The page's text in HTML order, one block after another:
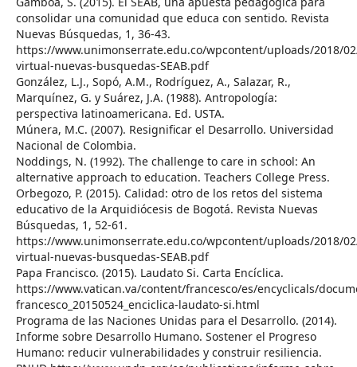
consolidar una comunidad que educa con sentido. Revista
Nuevas Búsquedas, 1, 36-43.
https://www.unimonserrate.edu.co/wpcontent/uploads/2018/
virtual-nuevas-busquedas-SEAB.pdf
González, L.J., Sopó, A.M., Rodríguez, A., Salazar, R.,
Marquínez, G. y Suárez, J.A. (1988). Antropología:
perspectiva latinoamericana. Ed. USTA.
Múnera, M.C. (2007). Resignificar el Desarrollo. Universidad
Nacional de Colombia.
Noddings, N. (1992). The challenge to care in school: An
alternative approach to education. Teachers College Press.
Orbegozo, P. (2015). Calidad: otro de los retos del sistema
educativo de la Arquidiócesis de Bogotá. Revista Nuevas
Búsquedas, 1, 52-61.
https://www.unimonserrate.edu.co/wpcontent/uploads/2018/
virtual-nuevas-busquedas-SEAB.pdf
Papa Francisco. (2015). Laudato Si. Carta Encíclica.
https://www.vatican.va/content/francesco/es/encyclicals/
francesco_20150524_enciclica-laudato-si.html
Programa de las Naciones Unidas para el Desarrollo. (2014).
Informe sobre Desarrollo Humano. Sostener el Progreso
Humano: reducir vulnerabilidades y construir resiliencia.